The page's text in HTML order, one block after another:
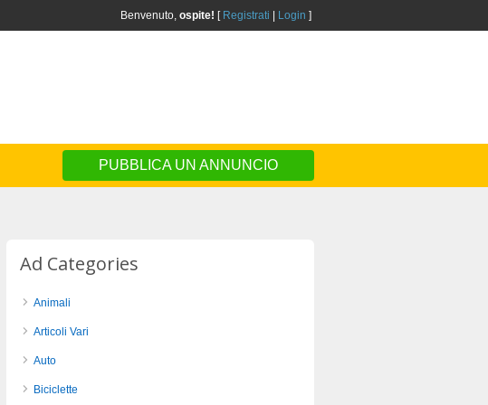
Benvenuto, ospite! [ Registrati Login ]
PUBBLICA UN ANNUNCIO
Ad Categories
Animali
Articoli Vari
Auto
Biciclette